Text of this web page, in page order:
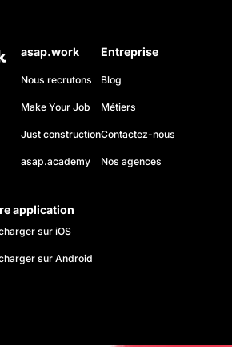
asap.work
Nous recrutons
Make Your Job
Just construction
asap.academy
Entreprise
Blog
Métiers
Contactez-nous
Nos agences
application
sur iOS
sur Android